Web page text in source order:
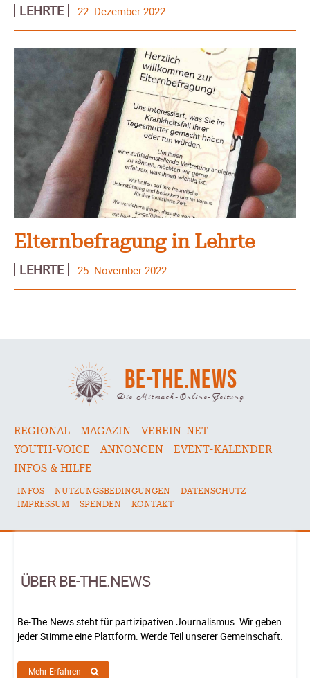
LEHRTE 22. Dezember 2022
Elternbefragung in Lehrte
LEHRTE 25. November 2022
BE-THE.NEWS
Die Mitmach-Online-Zeitung
REGIONAL MAGAZIN
VEREIN-NET
YOUTH-VOICE
ANNONCEN
EVENT-KALENDER
INFOS & HILFE
INFOS NUTZUNGSBEDINGUNGEN
DATENSCHUTZ
IMPRESSUM
SPENDEN KONTAKT
ÜBER BE-THE.NEWS
Be-The.News steht für partizipativen Journalismus. Wir geben
jeder Stimme eine Plattform. Werde Teil unserer Gemeinschaft.
Mehr Erfahren